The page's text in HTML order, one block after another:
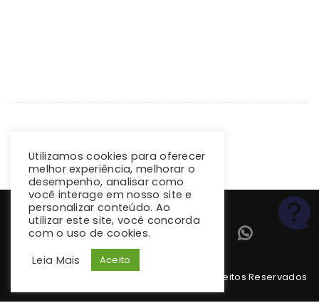
Copyright 2026 climba.com.br. Todos os Direitos Reservados
Utilizamos cookies para oferecer
melhor experiência, melhorar o
desempenho, analisar como
você interage em nosso site e
personalizar conteúdo. Ao
utilizar este site, você concorda
com o uso de cookies.
Leia Mais
Aceito